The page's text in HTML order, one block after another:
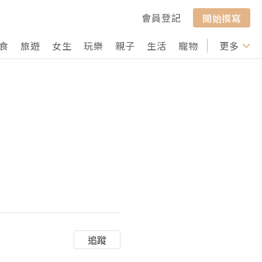
會員登記
開始撰寫
旅遊 女生 玩樂 親子 生活 寵物 行山 打卡
更多
追蹤